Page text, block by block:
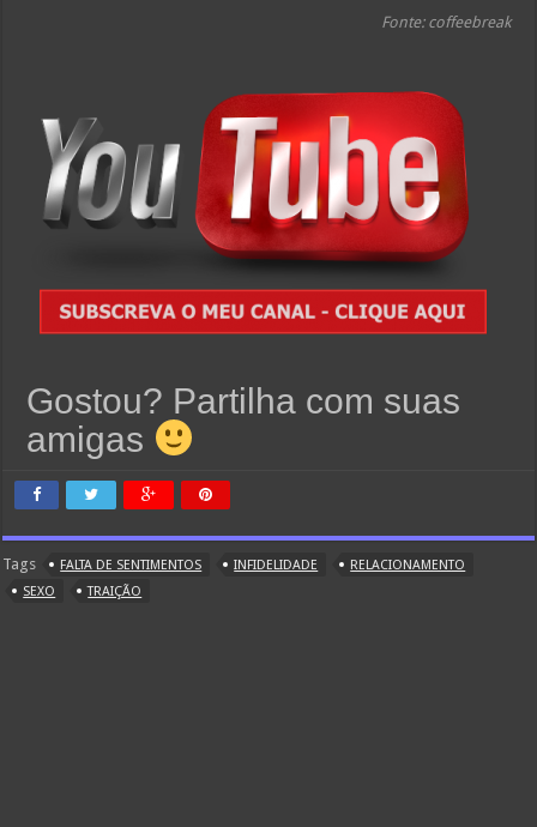
Fonte: coffeebreak
Gostou? Partilha com suas
amigas
Tags FALTA DE SENTIMENTOS INFIDELIDADE
RELACIONAMENTO
SEXO
TRAIÇÃO